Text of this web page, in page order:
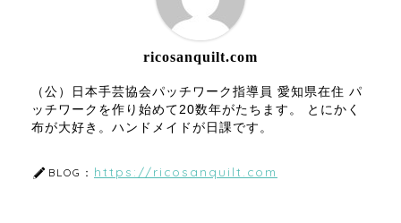
ricosanquilt.com
（公）日本手芸協会パッチワーク指導員 愛知県在住 パ
ッチワークを作り始めて20数年がたちます。 とにかく
布が大好き。ハンドメイドが日課です。
BLOG： https://ricosanquilt.com